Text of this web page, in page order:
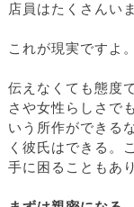
店員はたくさんい
これが現実ですよ
伝えなくても態度
さや女性らしさで
いう所作ができる
く彼氏はできる。
手に困ることもあ